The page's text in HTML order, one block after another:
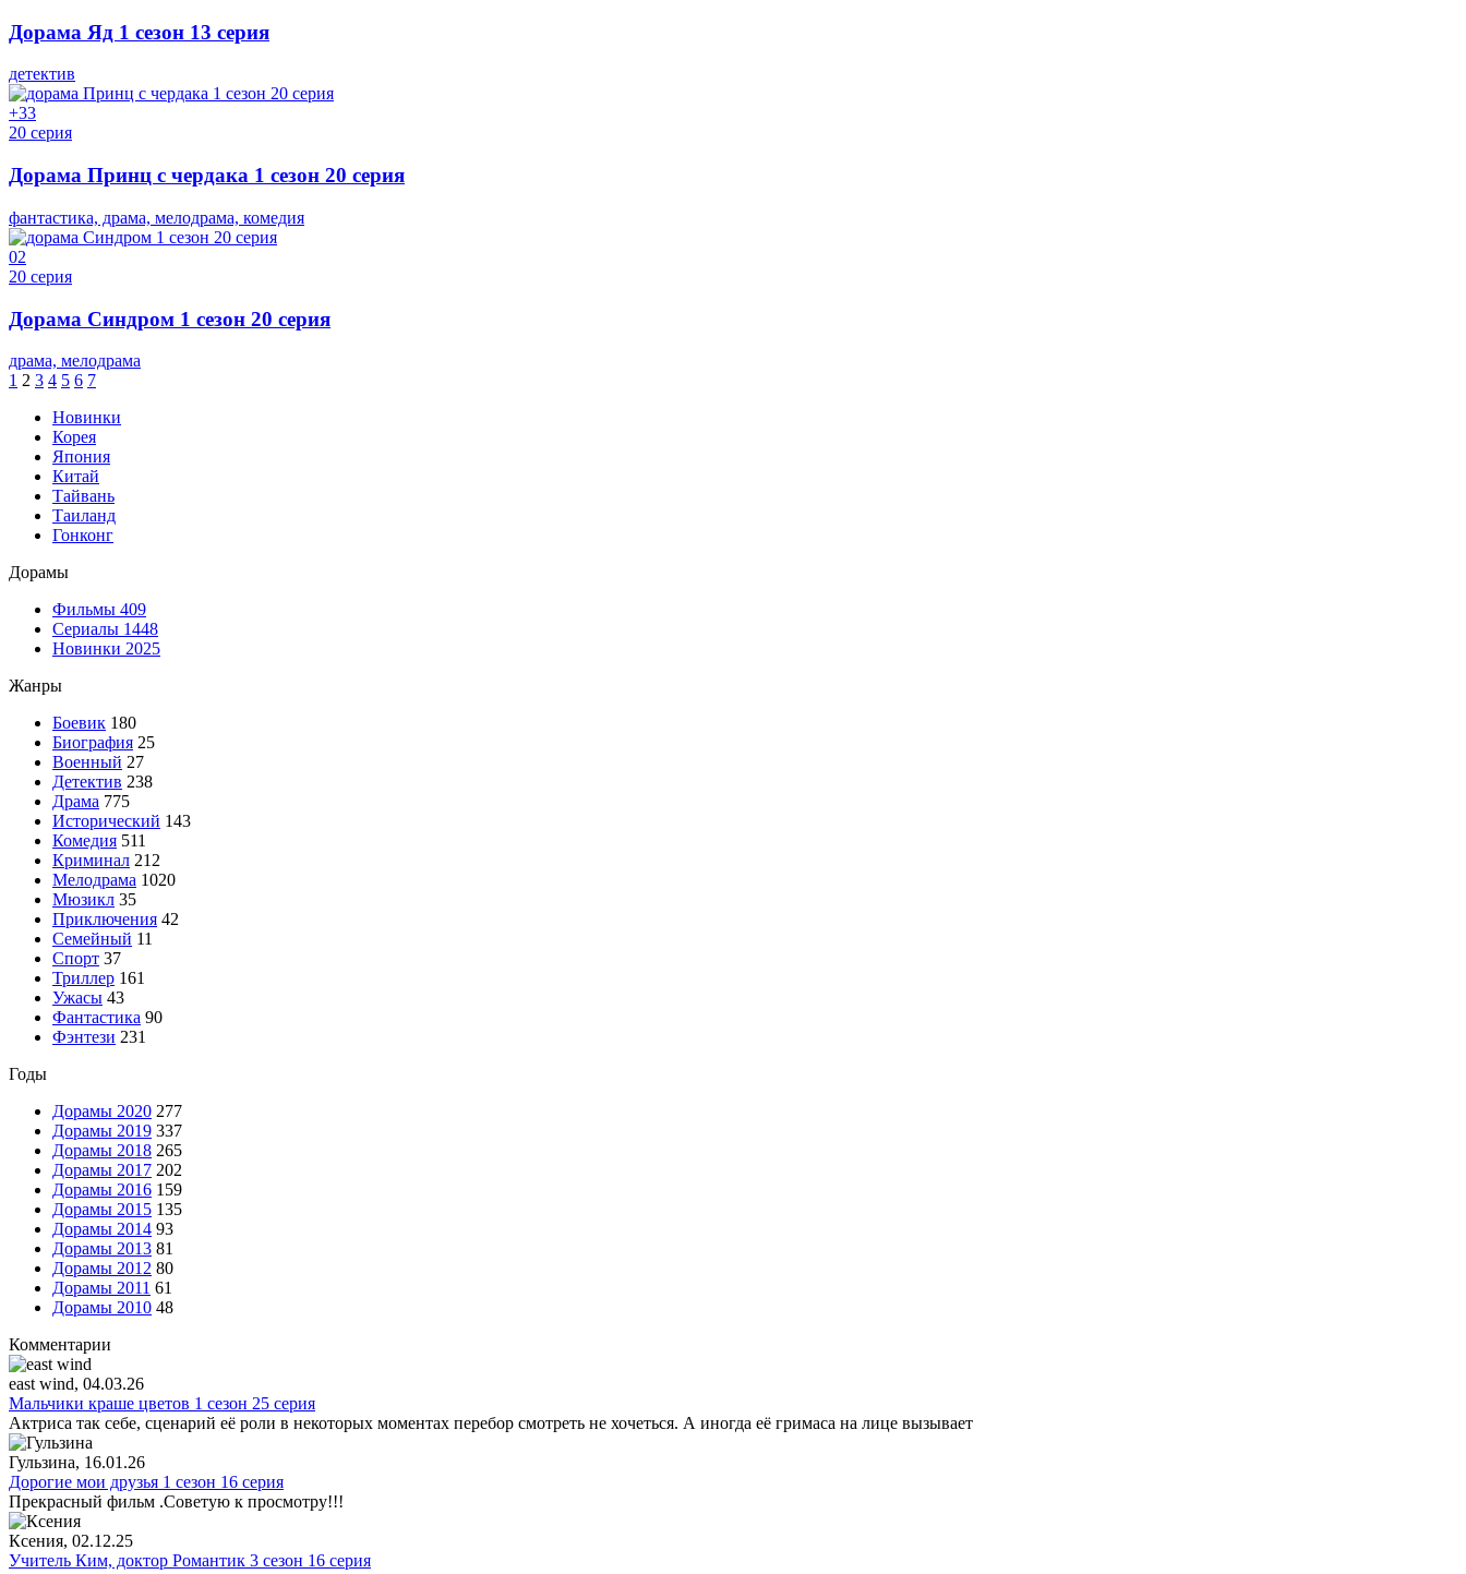
Дорама Яд 1 сезон 13 серия
детектив
+33
20 серия
Дорама Принц с чердака 1 сезон 20 серия
фантастика, драма, мелодрама, комедия
02
20 серия
Дорама Синдром 1 сезон 20 серия
драма, мелодрама
1 2 3 4 5 6 7
Новинки
Корея
Япония
Китай
Тайвань
Таиланд
Гонконг
Дорамы
Фильмы 409
Сериалы 1448
Новинки 2025
Жанры
Боевик 180
Биография 25
Военный 27
Детектив 238
Драма 775
Исторический 143
Комедия 511
Криминал 212
Мелодрама 1020
Мюзикл 35
Приключения 42
Семейный 11
Спорт 37
Триллер 161
Ужасы 43
Фантастика 90
Фэнтези 231
Годы
Дорамы 2020 277
Дорамы 2019 337
Дорамы 2018 265
Дорамы 2017 202
Дорамы 2016 159
Дорамы 2015 135
Дорамы 2014 93
Дорамы 2013 81
Дорамы 2012 80
Дорамы 2011 61
Дорамы 2010 48
Комментарии
east wind, 04.03.26
Мальчики краше цветов 1 сезон 25 серия
Актриса так себе, сценарий её роли в некоторых моментах перебор смотреть не хочеться. А иногда её гримаса на лице вызывает
Гульзина, 16.01.26
Дорогие мои друзья 1 сезон 16 серия
Прекрасный фильм .Советую к просмотру!!!
Ксения, 02.12.25
Учитель Ким, доктор Романтик 3 сезон 16 серия